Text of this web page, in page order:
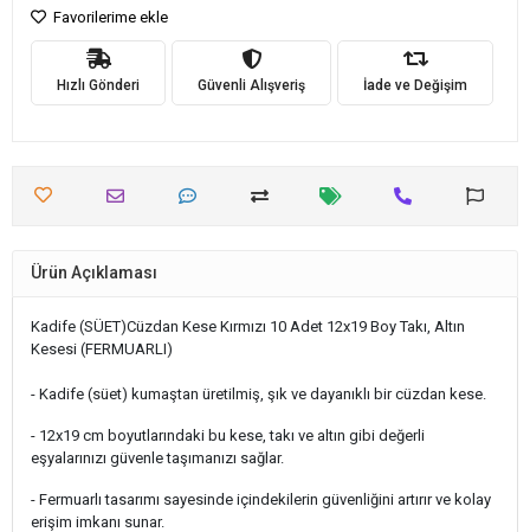
Favorilerime ekle
Hızlı Gönderi Güvenli Alışveriş İade ve Değişim
Ürün Açıklaması
Kadife (SÜET)Cüzdan Kese Kırmızı 10 Adet 12x19 Boy Takı, Altın
Kesesi (FERMUARLI)
- Kadife (süet) kumaştan üretilmiş, şık ve dayanıklı bir cüzdan kese.
- 12x19 cm boyutlarındaki bu kese, takı ve altın gibi değerli
eşyalarınızı güvenle taşımanızı sağlar.
- Fermuarlı tasarımı sayesinde içindekilerin güvenliğini artırır ve kolay
erişim imkanı sunar.